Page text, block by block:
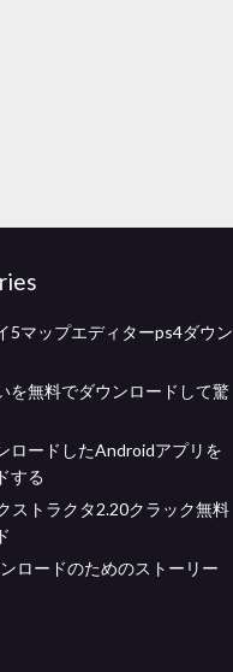
5マップエディターps4ダウン
を無料でダウンロードして驚
ロードしたAndroidアプリを
する
ストラクタ2.20クラック無料
ロードのためのストーリー